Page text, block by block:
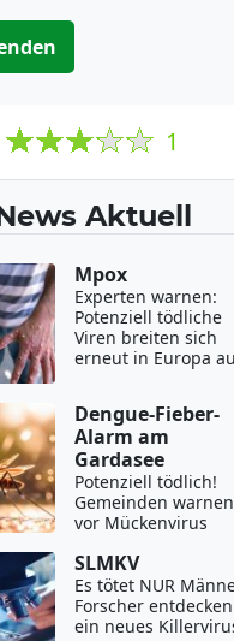
1
Aktuell
Mpox
Experten warnen:
Potenziell tödliche
Viren breiten sich
erneut in Europa
Dengue-Fieber-
Alarm am
Gardasee
Potenziell tödlich!
Gemeinden warnen
vor Mückenvirus
SLMKV
Es tötet NUR
Forscher entdecken
ein neues